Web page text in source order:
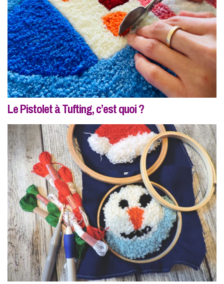
Le Pistolet à Tufting, c’est quoi ?